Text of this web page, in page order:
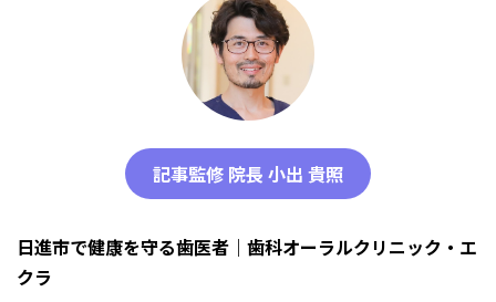
記事監修 院長 小出 貴照
日進市で健康を守る歯医者｜歯科オーラルクリニック・エ
クラ